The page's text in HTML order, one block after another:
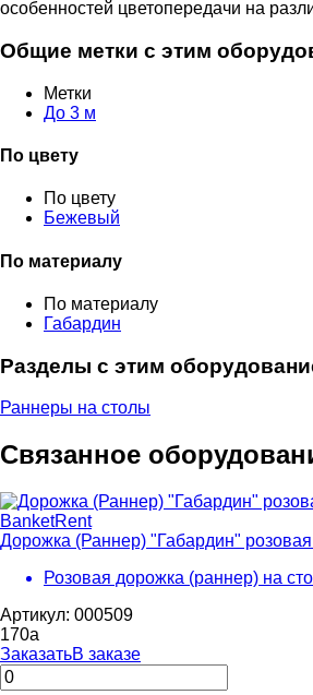
особенностей цветопередачи на
Общие метки с этим
Метки
До 3 м
По цвету
По цвету
Бежевый
По материалу
По материалу
Габардин
Разделы с этим
Раннеры на столы
Связанное
Дорожка (Раннер) "Габардин"
Розовая дорожка (раннер) на
Артикул: 000509
170a
ЗаказатьВ заказе